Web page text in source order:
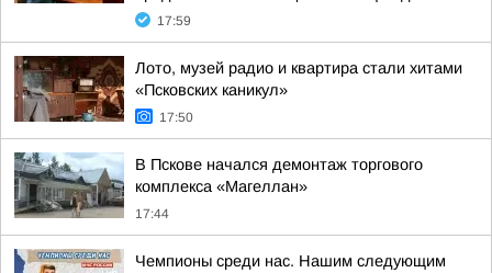
17:59
Лото, музей радио и квартира стали хитами
«Псковских каникул»
17:50
В Пскове начался демонтаж торгового
комплекса «Магеллан»
17:44
Чемпионы среди нас. Нашим следующим